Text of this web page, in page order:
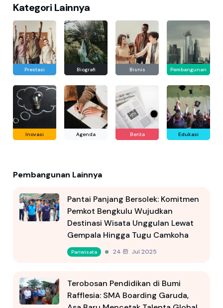
Kategori Lainnya
Prestasi Biografi Bisnis Pembangunan
Inovasi Agenda Berita Edukasi
Pembangunan Lainnya
Pantai Panjang Bersolek: Komitmen
Pemkot Bengkulu Wujudkan
Destinasi Wisata Unggulan Lewat
Gempala Hingga Tugu Camkoha
Pariwisata 24 Jul 2025
Terobosan Pendidikan di Bumi
Rafflesia: SMA Boarding Garuda,